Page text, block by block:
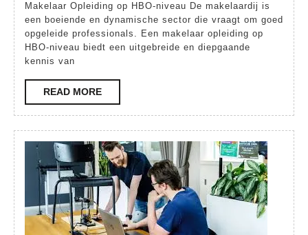
Een
Stap
naar
Vastgoedsucces
Makelaar Opleiding op HBO-niveau De makelaardij is
een boeiende en dynamische sector die vraagt om goed
opgeleide professionals. Een makelaar opleiding op
HBO-niveau biedt een uitgebreide en diepgaande
kennis van
READ MOREREAD
MORE